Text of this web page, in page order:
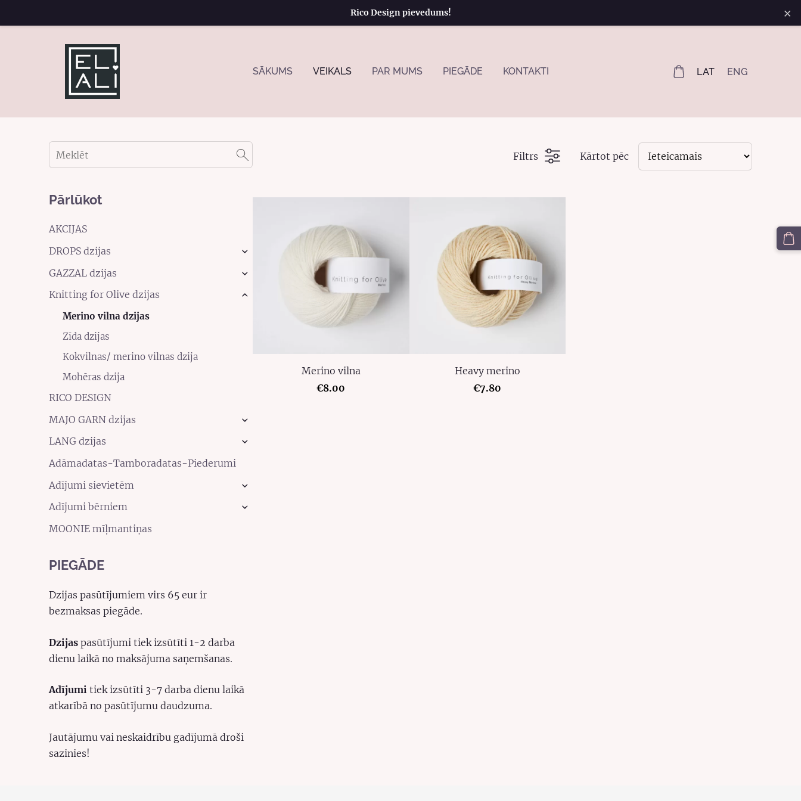
Rico Design pievedums! ×
SĀKUMS VEIKALS PAR MUMS PIEGĀDE KONTAKTI LAT ENG
Pārlūkot
AKCIJAS
DROPS dzijas
›
GAZZAL dzijas ›
Knitting for Olive dzijas
Merino vilna dzijas
Zīda dzijas
Kokvilnas/ merino vilnas dzija
Mohēras dzija
›
RICO DESIGN
MAJO GARN dzijas
›
LANG dzijas ›
Adāmadatas-Tamboradatas-Piederumi
Adījumi sievietēm
›
Adījumi bērniem ›
MOONIE mīļmantiņas
PIEGĀDE
Dzijas pasūtījumiem virs 65 eur ir
bezmaksas piegāde.
Dzijas pasūtījumi tiek izsūtīti 1-2 darba
dienu laikā no maksājuma saņemšanas.
Adījumi tiek izsūtīti 3-7 darba dienu laikā
atkarībā no pasūtījumu daudzuma.
Jautājumu vai neskaidrību gadījumā droši
sazinies!
Filtrs Kārtot pēc
Merino vilna
€8.00
Heavy merino
€7.80